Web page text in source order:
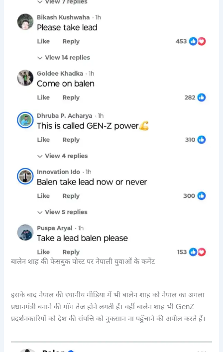
बालेन शाह की फेसबुक पोस्ट पर नेपाली युवाओं के कमेंट
इसके बाद नेपाल की स्थानीय मीडिया में भी बालेन शाह को नेपाल का अगला
प्रधानमंत्री बनाने की माँग तेज होने लगती हैं। वहीं बालेन शाह भी GenZ
प्रदर्शनकारियों को देश की संपत्ति को नुकसान ना पहुँचाने की अपील करते हैं।